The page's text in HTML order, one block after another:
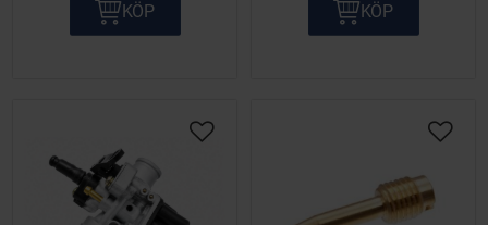
KÖP KÖP
Lägg till i önskelista Lägg